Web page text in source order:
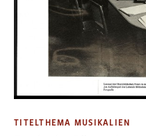
TITELTHEMA MUSIKALIEN